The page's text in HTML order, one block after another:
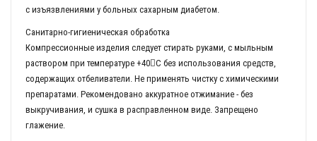
с изъязвлениями у больных сахарным диабетом.
Санитарно-гигиеническая обработка
Компрессионные изделия следует стирать руками, с мыльным
раствором при температуре +40С без использования средств,
содержащих отбеливатели. Не применять чистку с химическими
препаратами. Рекомендовано аккуратное отжимание - без
выкручивания, и сушка в расправленном виде. Запрещено
глажение.